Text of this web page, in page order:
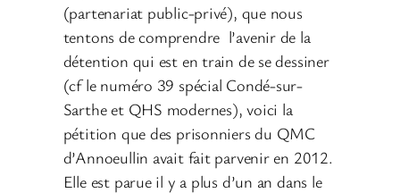
(partenariat public-privé), que nous
tentons de comprendre l’avenir de la
détention qui est en train de se dessiner
(cf le numéro 39 spécial Condé-sur-
Sarthe et QHS modernes), voici la
pétition que des prisonniers du QMC
d’Annoeullin avait fait parvenir en 2012.
Elle est parue il y a plus d’un an dans le